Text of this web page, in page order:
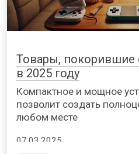
Товары, покорившие
в 2025 году
Компактное и мощное
позволит создать
любом месте
07.03.2025